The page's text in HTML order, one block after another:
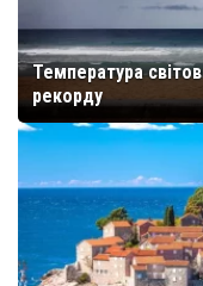
Температура
рекорду